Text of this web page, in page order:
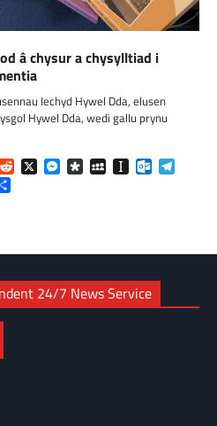
â chysur a chysylltiad i
Iechyd Hywel Dda, elusen
Hywel Dda, wedi gallu prynu
Reddit
X Messenger
DiasporaMySpaceInstapaper
24/7 News Service